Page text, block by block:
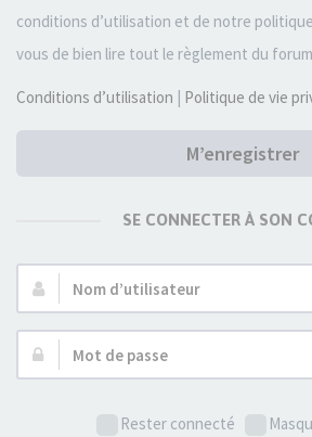
conditions d’utilisation et de notre
vous de bien lire tout le règlement du
Conditions d’utilisation | Politique de vie
M’enregistrer
SE CONNECTER À SON
Nom
Mot
Rester connecté